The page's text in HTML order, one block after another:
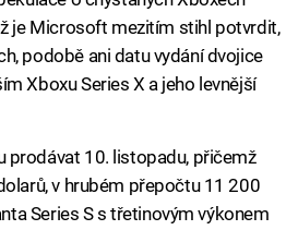
je Microsoft mezitím stihl potvrdit,
podobě ani datu vydání dvojice
Xboxu Series X a jeho levnější
prodávat 10. listopadu, přičemž
v hrubém přepočtu 11 200
Series S s třetinovým výkonem